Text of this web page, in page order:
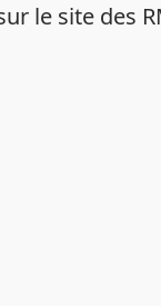
le site des